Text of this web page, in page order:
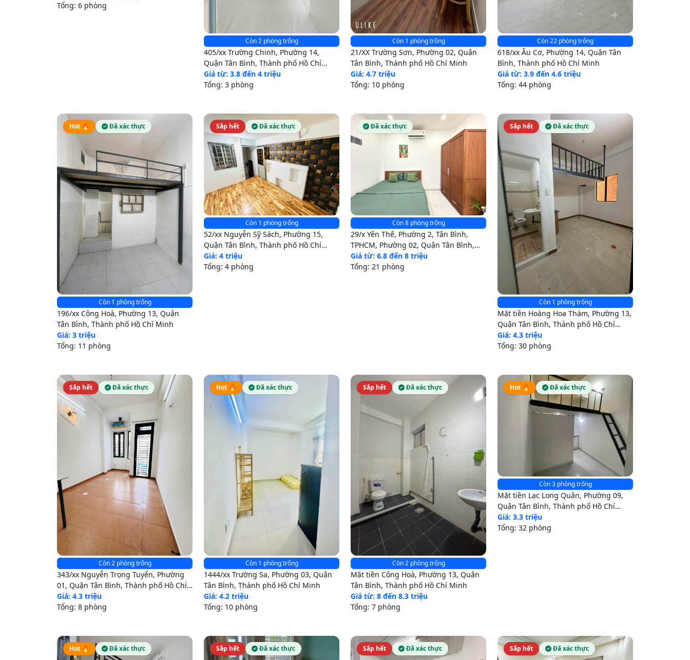
Tổng: 6 phòng
Còn 2 phòng trống
405/xx Trường Chinh, Phường 14,
Quận Tân Bình, Thành phố Hồ Chí
Minh
Giá từ: 3.8 đến 4 triệu
Tổng: 3 phòng
Còn 1 phòng trống
21/XX Trường Sơn, Phường 02, Quận
Tân Bình, Thành phố Hồ Chí Minh
Giá: 4.7 triệu
Tổng: 10 phòng
Còn 22 phòng trống
618/xx Âu Cơ, Phường 14, Quận Tân
Bình, Thành phố Hồ Chí Minh
Giá từ: 3.9 đến 4.6 triệu
Tổng: 44 phòng
Hot 🔥 Đã xác thực
Còn 1 phòng trống
196/xx Cộng Hoà, Phường 13, Quận
Tân Bình, Thành phố Hồ Chí Minh
Giá: 3 triệu
Tổng: 11 phòng
Sắp hết Đã xác thực
Còn 1 phòng trống
52/xx Nguyễn Sỹ Sách, Phường 15,
Quận Tân Bình, Thành phố Hồ Chí
Minh
Giá: 4 triệu
Tổng: 4 phòng
Đã xác thực
Còn 8 phòng trống
29/x Yên Thế, Phường 2, Tân Bình,
TPHCM, Phường 02, Quận Tân Bình,
Thành phố Hồ Chí Minh
Giá từ: 6.8 đến 8 triệu
Tổng: 21 phòng
Sắp hết Đã xác thực
Còn 1 phòng trống
Mặt tiền Hoàng Hoa Thám, Phường 13,
Quận Tân Bình, Thành phố Hồ Chí
Minh
Giá: 4.3 triệu
Tổng: 30 phòng
Sắp hết Đã xác thực
Còn 2 phòng trống
343/xx Nguyễn Trọng Tuyển, Phường
01, Quận Tân Bình, Thành phố Hồ Chí
Minh
Giá: 4.3 triệu
Tổng: 8 phòng
Hot 🔥 Đã xác thực
Còn 1 phòng trống
1444/xx Trường Sa, Phường 03, Quận
Tân Bình, Thành phố Hồ Chí Minh
Giá: 4.2 triệu
Tổng: 10 phòng
Sắp hết Đã xác thực
Còn 2 phòng trống
Mặt tiền Cộng Hoà, Phường 13, Quận
Tân Bình, Thành phố Hồ Chí Minh
Giá từ: 8 đến 8.3 triệu
Tổng: 7 phòng
Hot 🔥 Đã xác thực
Còn 3 phòng trống
Mặt tiền Lạc Long Quân, Phường 09,
Quận Tân Bình, Thành phố Hồ Chí
Minh
Giá: 3.3 triệu
Tổng: 32 phòng
Hot 🔥 Đã xác thực Sắp hết Đã xác thực Sắp hết Đã xác thực Sắp hết Đã xác thực